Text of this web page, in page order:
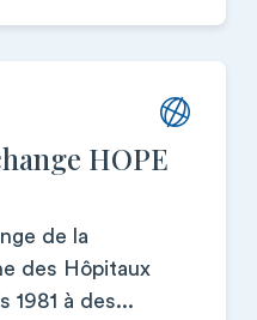
HOPE
de la
des Hôpitaux
1981 à des...